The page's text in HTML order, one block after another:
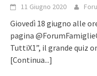
11 Giugno 2020
Giovedì 18 giugno alle
pagina
TuttiX1”, il grande quiz
[Continua...]